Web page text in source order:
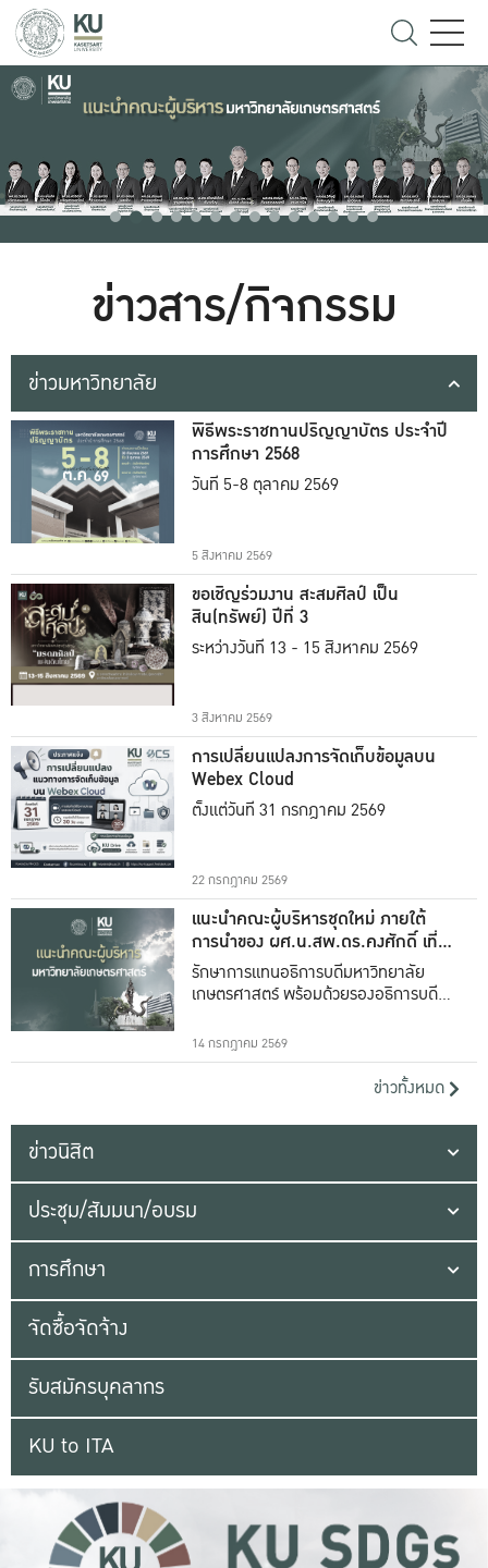
ข่าวสาร/กิจกรรม
ข่าวมหาวิทยาลัย
พิธีพระราชทานปริญญาบัตร ประจำปี
การศึกษา 2568
วันที่ 5-8 ตุลาคม 2569
5 สิงหาคม 2569
ขอเชิญร่วมงาน สะสมศิลป์ เป็น
สิน(ทรัพย์) ปีที่ 3
ระหว่างวันที่ 13 - 15 สิงหาคม 2569
3 สิงหาคม 2569
การเปลี่ยนแปลงการจัดเก็บข้อมูลบน
Webex Cloud
ตั้งแต่วันที่ 31 กรกฎาคม 2569
22 กรกฎาคม 2569
แนะนำคณะผู้บริหารชุดใหม่ ภายใต้
การนำของ ผศ.น.สพ.ดร.คงศักดิ์ เที่ยง
ธรรม
รักษาการแทนอธิการบดีมหาวิทยาลัย
เกษตรศาสตร์ พร้อมด้วยรองอธิการบดีทั้ง
14 กรกฎาคม 2569
ข่าวทั้งหมด
ข่าวนิสิต
ประชุม/สัมมนา/อบรม
การศึกษา
จัดซื้อจัดจ้าง
รับสมัครบุคลากร
KU to ITA